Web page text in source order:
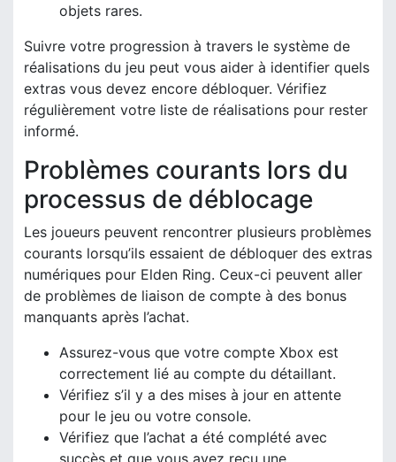
objets rares.
Suivre votre progression à travers le système de
réalisations du jeu peut vous aider à identifier quels
extras vous devez encore débloquer. Vérifiez
régulièrement votre liste de réalisations pour rester
informé.
Problèmes courants lors du
processus de déblocage
Les joueurs peuvent rencontrer plusieurs problèmes
courants lorsqu’ils essaient de débloquer des extras
numériques pour Elden Ring. Ceux-ci peuvent aller
de problèmes de liaison de compte à des bonus
manquants après l’achat.
Assurez-vous que votre compte Xbox est
correctement lié au compte du détaillant.
Vérifiez s’il y a des mises à jour en attente
pour le jeu ou votre console.
Vérifiez que l’achat a été complété avec